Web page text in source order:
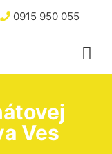
0915 950 055
Ves